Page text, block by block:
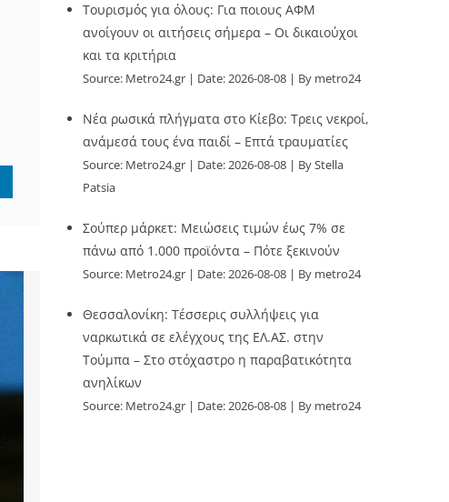
Τουρισμός για όλους: Για ποιους ΑΦΜ
ανοίγουν οι αιτήσεις σήμερα – Οι δικαιούχοι
και τα κριτήρια
Source: Metro24.gr Date: 2026-08-08 By metro24
Νέα ρωσικά πλήγματα στο Κίεβο: Τρεις νεκροί,
ανάμεσά τους ένα παιδί – Επτά τραυματίες
Source: Metro24.gr Date: 2026-08-08
By Stella
Patsia
Σούπερ μάρκετ: Μειώσεις τιμών έως 7% σε
πάνω από 1.000 προϊόντα – Πότε ξεκινούν
Source: Metro24.gr Date: 2026-08-08 By metro24
Θεσσαλονίκη: Τέσσερις συλλήψεις για
ναρκωτικά σε ελέγχους της ΕΛ.ΑΣ. στην
Τούμπα – Στο στόχαστρο η παραβατικότητα
ανηλίκων
Source: Metro24.gr Date: 2026-08-08 By metro24